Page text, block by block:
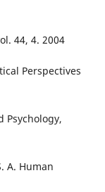
44, 4. 2004
Perspectives
Psychology,
A. Human